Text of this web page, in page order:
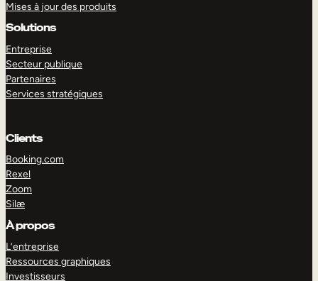
Mises à jour des produits
Solutions
Entreprise
Secteur publique
Partenaires
Services stratégiques
Clients
Booking.com
Rexel
Zoom
Silæ
À propos
L’entreprise
Ressources graphiques
Investisseurs